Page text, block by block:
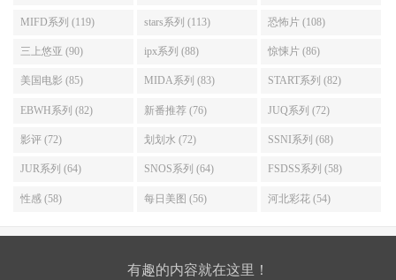
MIFD系列 (119) stars系列 (113) 恐怖片 (108)
三上悠亚 (90) ipx系列 (88) 惊悚片 (86)
美国电影 (85) MIDA系列 (83) START系列 (82)
EBWH系列 (82) 新番推荐 (76) JUQ系列 (72)
影评 (72) 划划水 (72) SSNI系列 (68)
JUR系列 (64) SNOS系列 (64) FSDSS系列 (58)
性感 (58) 每日美图 (56) 河北彩花 (54)
有趣的内容就在这里！